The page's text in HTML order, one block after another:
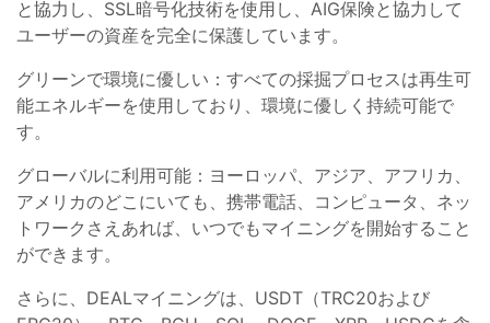
と協力し、SSL暗号化技術を使用し、AIG保険と協力して
ユーザーの資産を完全に保護しています。
グリーンで環境に優しい：すべての採掘プロセスは再生可
能エネルギーを使用しており、環境に優しく持続可能で
す。
グローバルに利用可能：ヨーロッパ、アジア、アフリカ、
アメリカのどこにいても、携帯電話、コンピュータ、ネッ
トワークさえあれば、いつでもマイニングを開始すること
ができます。
さらに、DEALマイニングは、USDT（TRC20および